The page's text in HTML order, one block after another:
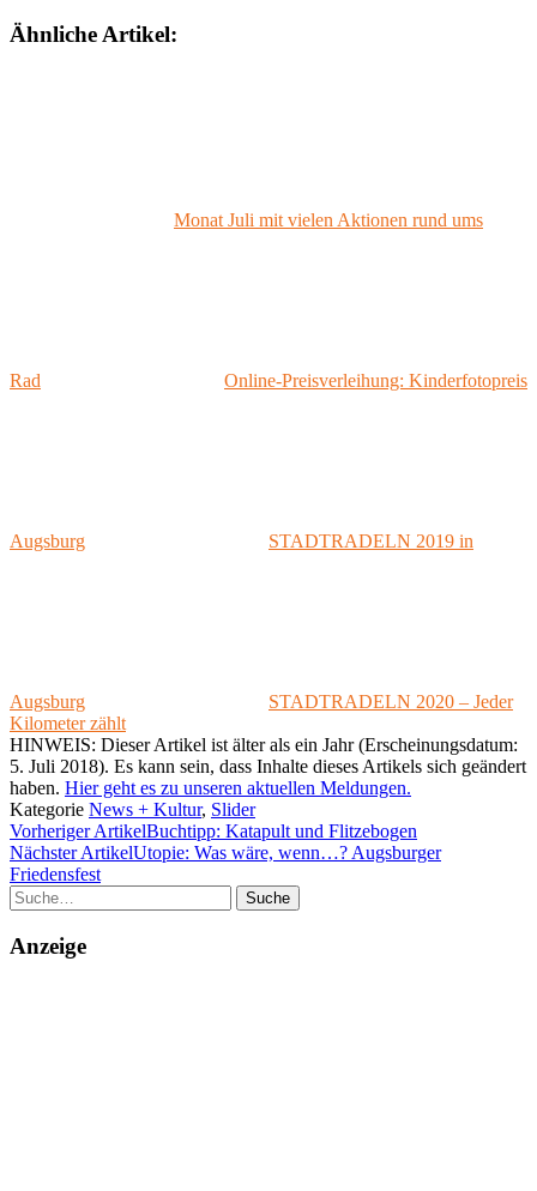
Ähnliche Artikel:
Monat Juli mit vielen Aktionen rund ums
Rad Online-Preisverleihung: Kinderfotopreis
Augsburg STADTRADELN 2019 in
Augsburg
STADTRADELN 2020 – Jeder
Kilometer zählt
HINWEIS: Dieser Artikel ist älter als ein Jahr (Erscheinungsdatum:
5. Juli 2018). Es kann sein, dass Inhalte dieses Artikels sich geändert
haben. Hier geht es zu unseren aktuellen Meldungen.
Kategorie News + Kultur, Slider
Vorheriger ArtikelBuchtipp: Katapult und Flitzebogen
Nächster ArtikelUtopie: Was wäre, wenn…? Augsburger
Friedensfest
Suche
Anzeige